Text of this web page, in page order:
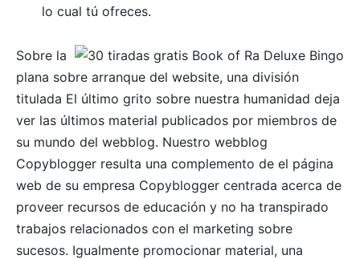
lo cual tú ofreces.
Sobre la
plana sobre arranque del website, una división
titulada El último grito sobre nuestra humanidad deja
ver las últimos material publicados por miembros de
su mundo del webblog. Nuestro webblog
Copyblogger resulta una complemento de el página
web de su empresa Copyblogger centrada acerca de
proveer recursos de educación y no ha transpirado
trabajos relacionados con el marketing sobre
sucesos. Igualmente promocionar material, una